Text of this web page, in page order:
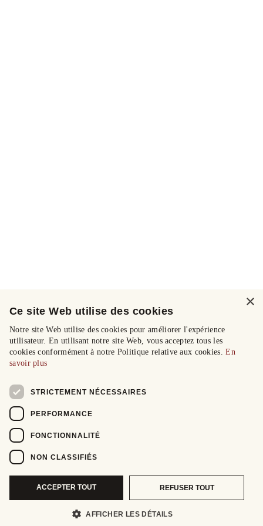
×
Ce site Web utilise des cookies
Notre site Web utilise des cookies pour améliorer l'expérience
utilisateur. En utilisant notre site Web, vous acceptez tous les
cookies conformément à notre Politique relative aux cookies.En
savoir plus
STRICTEMENT NÉCESSAIRES
PERFORMANCE
FONCTIONNALITÉ
NON CLASSIFIÉS
ACCEPTER TOUT REFUSER TOUT
AFFICHER LES DÉTAILS